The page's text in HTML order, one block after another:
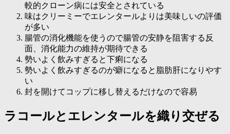
較的クローン病には安全とされている
味はクリーミーでエレンタールよりは美味しいの評価
が多い
腸管の消化機能を使うので腸管の安静を阻害する反
面、消化能力の維持が期待できる
勢いよく飲みすぎると下痢になる
勢いよく飲みすぎるのが癖になると脂肪肝になりやす
い
封を開けてコップに移し替えるだけなので容易
ラコールとエレンタールを織り交ぜる